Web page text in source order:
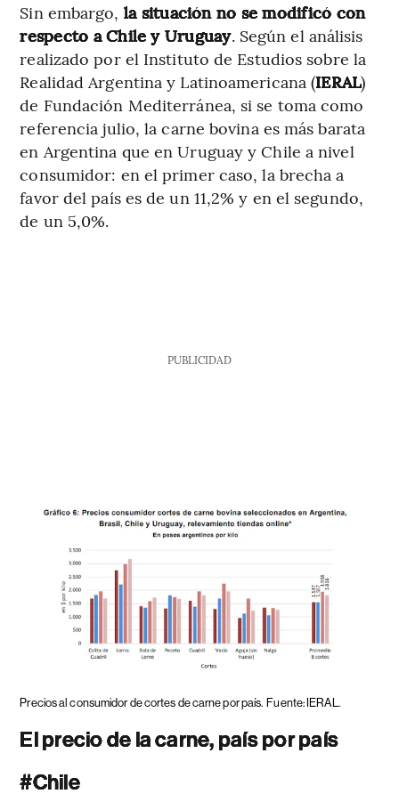
Sin embargo, la situación no se modificó con
respecto a Chile y Uruguay. Según el análisis
realizado por el Instituto de Estudios sobre la
Realidad Argentina y Latinoamericana (IERAL)
de Fundación Mediterránea, si se toma como
referencia julio, la carne bovina es más barata
en Argentina que en Uruguay y Chile a nivel
consumidor: en el primer caso, la brecha a
favor del país es de un 11,2% y en el segundo,
de un 5,0%.
PUBLICIDAD
Precios al consumidor de cortes de carne por país. Fuente: IERAL.
El precio de la carne, país por país
#Chile